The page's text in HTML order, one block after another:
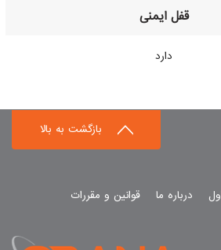
دارد
بازگشت به بالا
درباره ما
قوانین و مقررات